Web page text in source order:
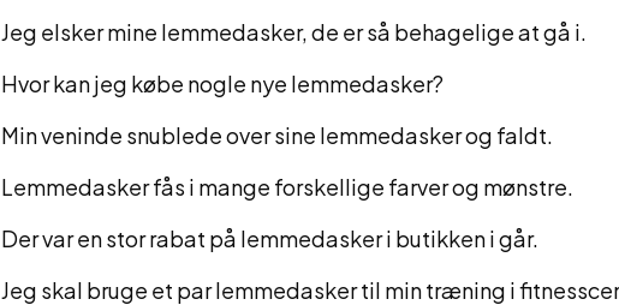
Jeg elsker mine lemmedasker, de er så behagelige at gå i.
Hvor kan jeg købe nogle nye lemmedasker?
Min veninde snublede over sine lemmedasker og faldt.
Lemmedasker fås i mange forskellige farver og mønstre.
Der var en stor rabat på lemmedasker i butikken i går.
Jeg skal bruge et par lemmedasker til min træning i